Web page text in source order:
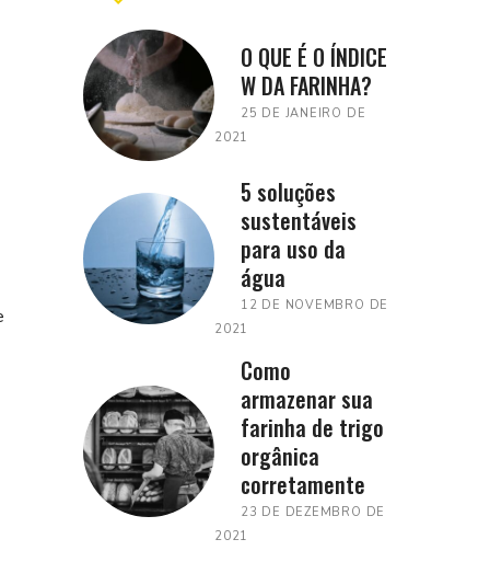
O QUE É O ÍNDICE
W DA FARINHA?
25 DE JANEIRO DE
2021
5 soluções
sustentáveis
para uso da
água
12 DE NOVEMBRO DE
2021
Como
armazenar sua
farinha de trigo
orgânica
corretamente
23 DE DEZEMBRO DE
2021